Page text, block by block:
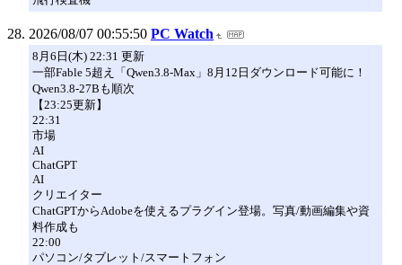
2026/08/07 00:55:50 PC Watch
8月6日(木) 22:31 更新
一部Fable 5超え「Qwen3.8-Max」8月12日ダウンロード可能に！
Qwen3.8-27Bも順次
【23:25更新】
22:31
市場
AI
ChatGPT
AI
クリエイター
ChatGPTからAdobeを使えるプラグイン登場。写真/動画編集や資
料作成も
22:00
パソコン/タブレット/スマートフォン